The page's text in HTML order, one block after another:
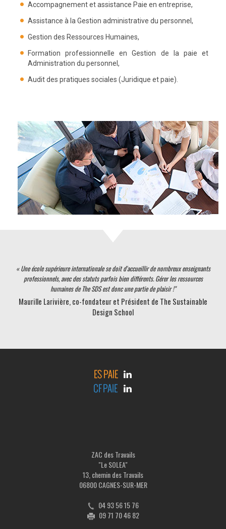
Accompagnement et assistance Paie en entreprise,
Assistance à la Gestion administrative du personnel,
Gestion des Ressources Humaines,
Formation professionnelle en Gestion de la paie et
Administration du personnel,
Audit des pratiques sociales (Juridique et paie).
« Une école supérieure internationale se doit d'accueillir de nombreux enseignants
professionnels, avec des statuts parfois bien différents. Gérer les ressources
humaines de The SDS est donc une partie de plaisir !"
​Maurille Larivière, co-fondateur et Président de The Sustainable
Design School
ZAC des Travails
"Le SOLEA"
13, chemin des Travails
06800 CAGNES-SUR-MER
04 93 56 15 76
09 71 70 46 82